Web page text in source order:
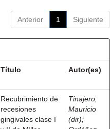
Anterior 1 Siguiente
Título Autor(es)
Recubrimiento de
recesiones
gingivales clase I
Tinajero,
Mauricio
(dir);